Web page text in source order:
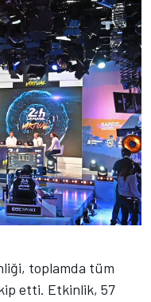
toplamda tüm
etti. Etkinlik, 57